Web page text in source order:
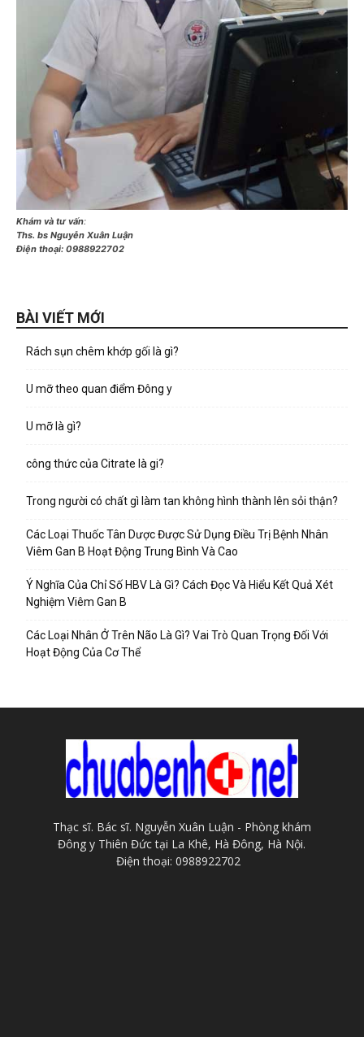
Khám và tư vấn:
Ths. bs Nguyễn Xuân Luận
Điện thoại: 0988922702
BÀI VIẾT MỚI
Rách sụn chêm khớp gối là gì?
U mỡ theo quan điểm Đông y
U mỡ là gì?
công thức của Citrate là gi?
Trong người có chất gì làm tan không hình thành lên sỏi thận?
Các Loại Thuốc Tân Dược Được Sử Dụng Điều Trị Bệnh Nhân
Viêm Gan B Hoạt Động Trung Bình Và Cao
Ý Nghĩa Của Chỉ Số HBV Là Gì? Cách Đọc Và Hiểu Kết Quả Xét
Nghiệm Viêm Gan B
Các Loại Nhân Ở Trên Não Là Gì? Vai Trò Quan Trọng Đối Với
Hoạt Động Của Cơ Thể
Thạc sĩ. Bác sĩ. Nguyễn Xuân Luận - Phòng khám
Đông y Thiên Đức tại La Khê, Hà Đông, Hà Nội.
Điện thoại: 0988922702